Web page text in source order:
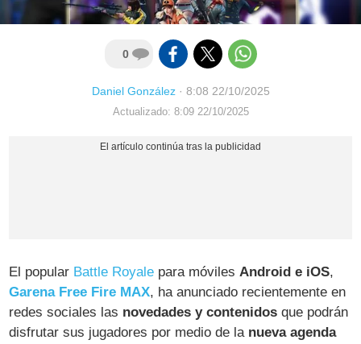
0
Daniel González· 8:08 22/10/2025
Actualizado: 8:09 22/10/2025
El popular Battle Royale para móvilesAndroid e iOS,
Garena Free Fire MAX, ha anunciado recientemente en
redes sociales las novedades y contenidos que podrán
disfrutar sus jugadores por medio de la nueva agenda